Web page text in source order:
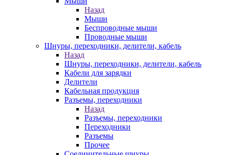
Назад
Мыши
Беспроводные мыши
Проводные мыши
Шнуры, переходники, делители, кабель
Назад
Шнуры, переходники, делители, кабель
Кабели для зарядки
Делители
Кабельная продукция
Разъемы, переходники
Назад
Разъемы, переходники
Переходники
Разъемы
Прочее